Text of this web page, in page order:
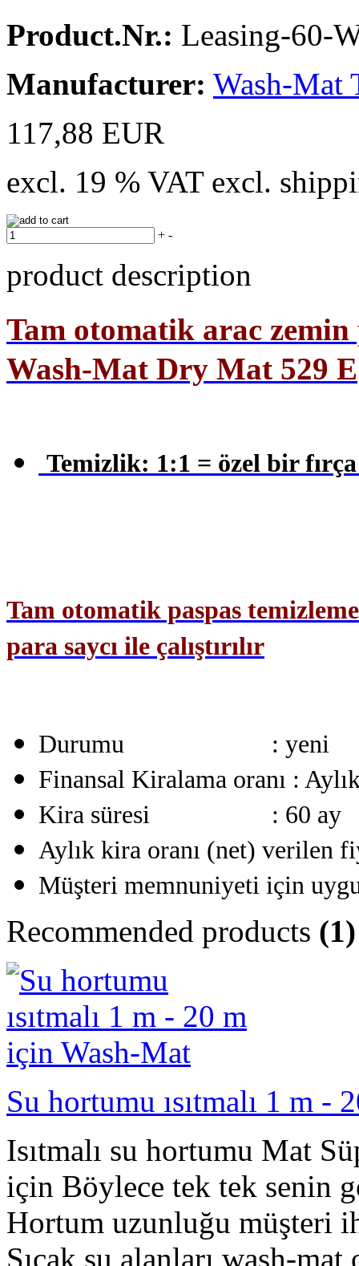
Product.Nr.: Leasing-60-
Manufacturer: Wash-Mat
117,88 EUR
excl. 19 % VAT excl.
+ -
product description
Tam otomatik arac zemin
Wash-Mat Dry Mat 529 E
Temizlik: 1:1 = özel bir
Tam otomatik paspas
para saycı ile çalıştırılır
Durumu : yeni
Finansal Kiralama oranı :
Kira süresi : 60 ay
Aylık kira oranı (net) verilen
Müşteri memnuniyeti için
Recommended products (1)
Su hortumu ısıtmalı 1 m -
Isıtmalı su hortumu Mat
için Böylece tek tek senin
Hortum uzunluğu müşteri
Sıcak su alanları wash-